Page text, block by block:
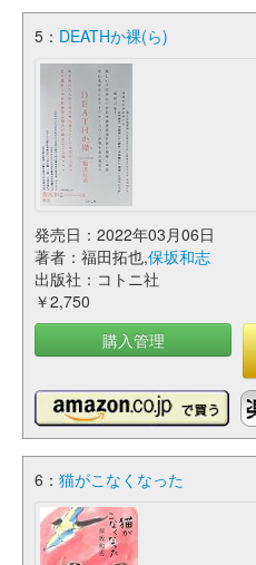
5： DEATHか裸(ら)
発売日：2022年03月06日
著者：福田拓也,保坂和志
出版社：コトニ社
￥2,750
購入管理
6： 猫がこなくなった